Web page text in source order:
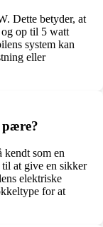
Dette betyder, at
op til 5 watt
system kan
eller
pære?
som en
til at give en sikker
elektriske
for at